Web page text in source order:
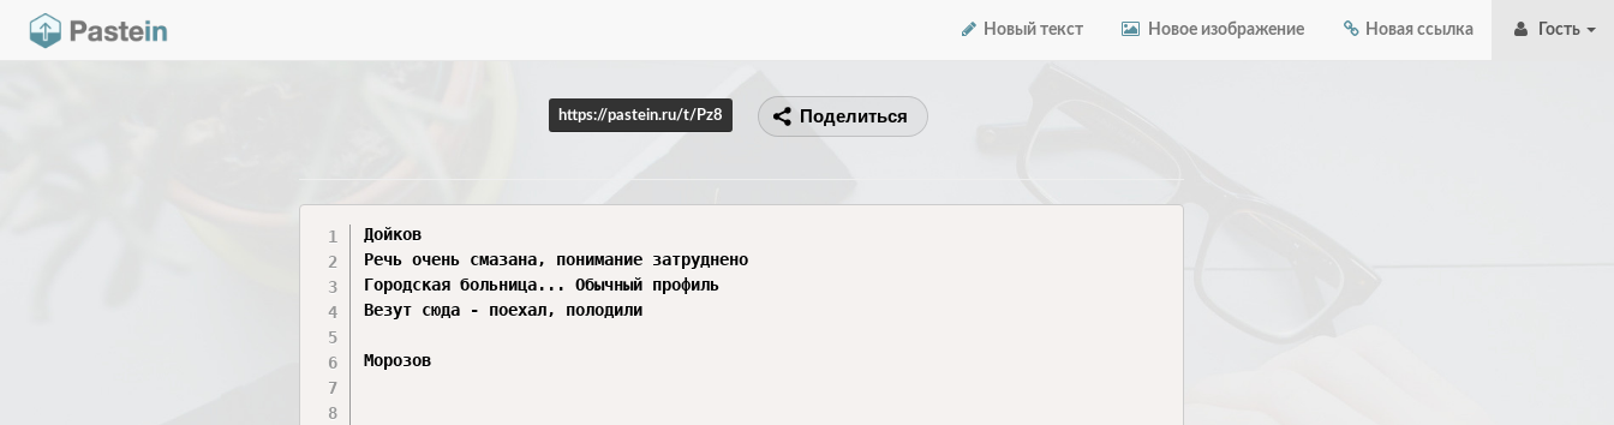
Новый текст Новое изображение Новая ссылка Гость
https://pastein.ru/t/Pz8 Поделиться
Дойков
Речь очень смазана, понимание затруднено
Городская больница... Обычный профиль
Везут сюда - поехал, полодили
Морозов